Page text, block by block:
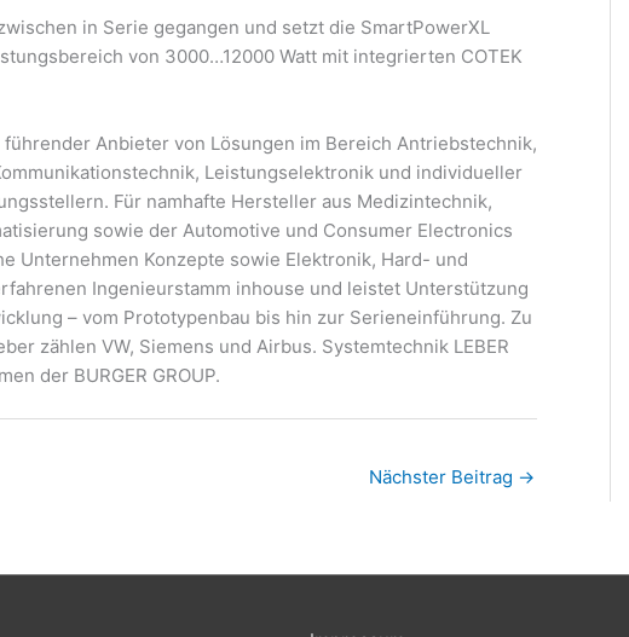
in Serie gegangen und setzt die SmartPowerXL
von 3000…12000 Watt mit integrierten COTEK
führender Anbieter von Lösungen im Bereich Antriebstechnik,
Leistungselektronik und individueller
Für namhafte Hersteller aus Medizintechnik,
sowie der Automotive und Consumer Electronics
Unternehmen Konzepte sowie Elektronik, Hard- und
Ingenieurstamm inhouse und leistet Unterstützung
– vom Prototypenbau bis hin zur Serieneinführung. Zu
zählen VW, Siemens und Airbus. Systemtechnik LEBER
der BURGER GROUP.
Nächster Beitrag →